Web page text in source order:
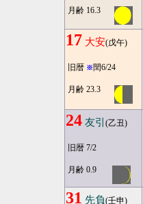
月齢 16.3
17 大安(戊午)
旧暦 ※閏6/24
月齢 23.3
24 友引 (乙丑)
旧暦 7/2
月齢 0.9
31 先負(壬申)